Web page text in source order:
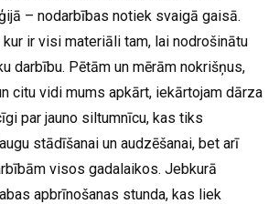
– nodarbības notiek svaigā gaisā.
ir visi materiāli tam, lai nodrošinātu
darbību. Pētām un mērām nokrišņus,
citu vidi mums apkārt, iekārtojam dārza
par jauno siltumnīcu, kas tiks
stādīšanai un audzēšanai, bet arī
visos gadalaikos. Jebkurā
apbrīnošanas stunda, kas liek